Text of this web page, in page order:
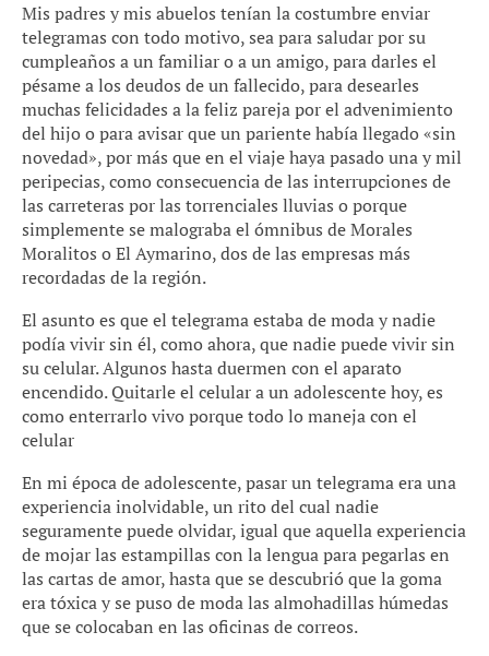
Mis padres y mis abuelos tenían la costumbre enviar
telegramas con todo motivo, sea para saludar por su
cumpleaños a un familiar o a un amigo, para darles el
pésame a los deudos de un fallecido, para desearles
muchas felicidades a la feliz pareja por el advenimiento
del hijo o para avisar que un pariente había llegado «sin
novedad», por más que en el viaje haya pasado una y mil
peripecias, como consecuencia de las interrupciones de
las carreteras por las torrenciales lluvias o porque
simplemente se malograba el ómnibus de Morales
Moralitos o El Aymarino, dos de las empresas más
recordadas de la región.
El asunto es que el telegrama estaba de moda y nadie
podía vivir sin él, como ahora, que nadie puede vivir sin
su celular. Algunos hasta duermen con el aparato
encendido. Quitarle el celular a un adolescente hoy, es
como enterrarlo vivo porque todo lo maneja con el
celular
En mi época de adolescente, pasar un telegrama era una
experiencia inolvidable, un rito del cual nadie
seguramente puede olvidar, igual que aquella experiencia
de mojar las estampillas con la lengua para pegarlas en
las cartas de amor, hasta que se descubrió que la goma
era tóxica y se puso de moda las almohadillas húmedas
que se colocaban en las oficinas de correos.